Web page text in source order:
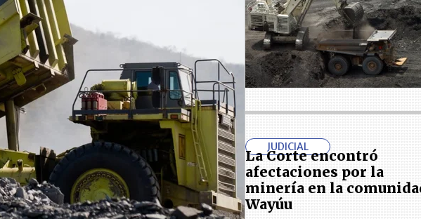
JUDICIAL
La Corte encontró
afectaciones por la
minería en la
Wayúu